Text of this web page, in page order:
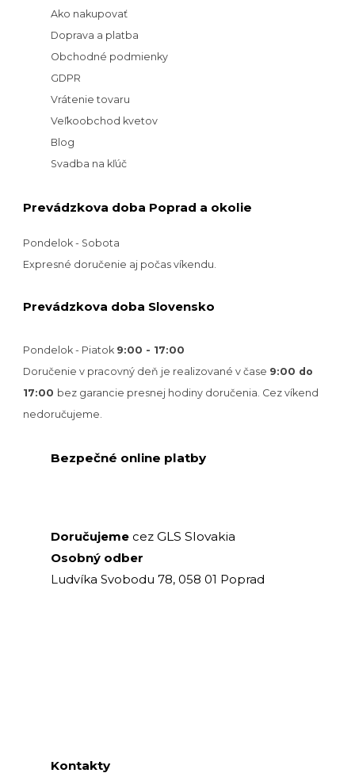
Ako nakupovať
Doprava a platba
Obchodné podmienky
GDPR
Vrátenie tovaru
Veľkoobchod kvetov
Blog
Svadba na kľúč
Prevádzkova doba Poprad a okolie
Pondelok - Sobota
Expresné doručenie aj počas víkendu.
Prevádzkova doba Slovensko
Pondelok - Piatok 9:00 - 17:00
Doručenie v pracovný deň je realizované v čase 9:00 do
17:00 bez garancie presnej hodiny doručenia. Cez víkend
nedoručujeme.
Bezpečné online platby
Doručujeme cez GLS Slovakia
Osobný odber
Ludvíka Svobodu 78, 058 01 Poprad
Kontakty